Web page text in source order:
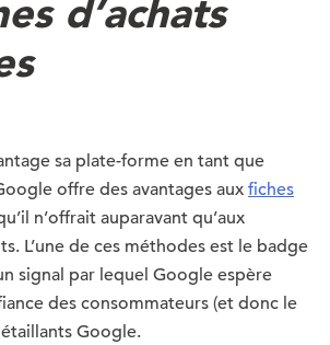
d’achats
sa plate-forme en tant que
offre des avantages aux fiches
n’offrait auparavant qu’aux
L’une de ces méthodes est le badge
signal par lequel Google espère
des consommateurs (et donc le
Google.